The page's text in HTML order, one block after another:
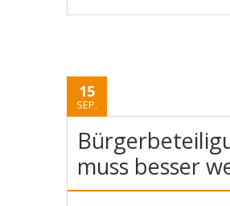
15
SEP.
muss besser